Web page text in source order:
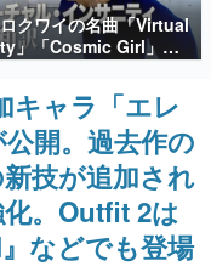
担う若きクリエイター達
を探っていきます。
家さんに取材し、ゲームが
ーに与えた影響を探る企
主要なトピック・タイト
ンタビューや識者による
できる決定版！
クワイの名曲「Virtual
」「Cosmic Girl」
Heat」公式日本語字
MVがいきなり公開！
SONIC 2026」での
となる日本公演を記念し
キャラ「エレ
開。過去作の
技が追加され
。Outfit 2は
などでも登場